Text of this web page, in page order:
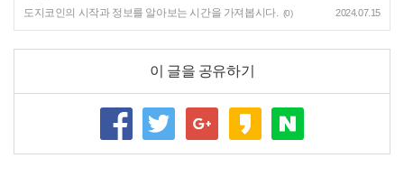
도지코인의 시작과 정보를 알아보는 시간을 가져봅시다. (0) 2024.07.15
이 글을 공유하기